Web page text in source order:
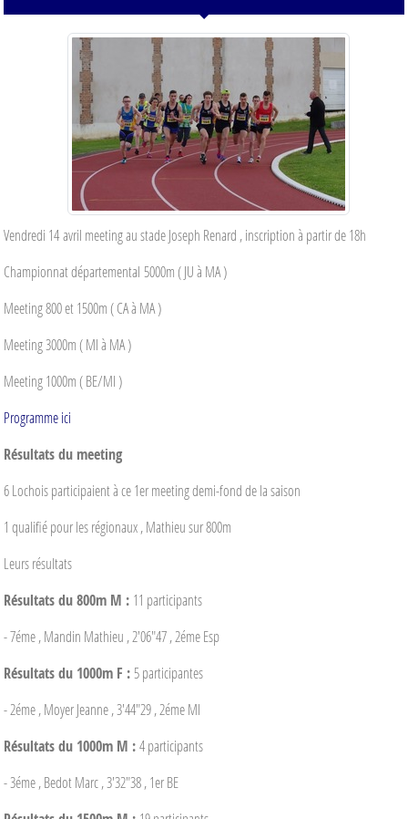
Vendredi 14 avril meeting au stade Joseph Renard , inscription à partir de 18h
Championnat départemental 5000m ( JU à MA )
Meeting 800 et 1500m ( CA à MA )
Meeting 3000m ( MI à MA )
Meeting 1000m ( BE/MI )
Programme ici
Résultats du meeting
6 Lochois participaient à ce 1er meeting demi-fond de la saison
1 qualifié pour les régionaux , Mathieu sur 800m
Leurs résultats
Résultats du 800m M : 11 participants
- 7éme , Mandin Mathieu , 2'06"47 , 2éme Esp
Résultats du 1000m F : 5 participantes
- 2éme , Moyer Jeanne , 3'44"29 , 2éme MI
Résultats du 1000m M :4 participants
- 3éme , Bedot Marc , 3'32"38 , 1er BE